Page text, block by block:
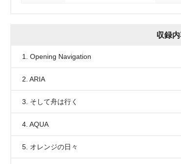
収録
1. Opening Navigation
2. ARIA
3. そして舟は行く
4. AQUA
5. オレンジの日々